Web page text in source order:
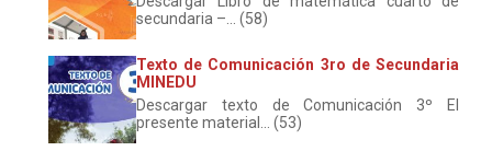
secundaria –... (58)
Texto de Comunicación 3ro de Secundaria
MINEDU
Descargar texto de Comunicación 3º El
presente material... (53)